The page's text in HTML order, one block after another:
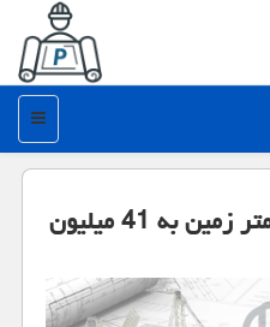
منو
متوسط قیمت فروش هر متر زمین به 41 میلیون